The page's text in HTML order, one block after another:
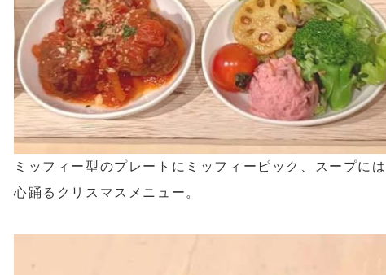
ミッフィー型のプレートにミッフィーピック、スープに
心踊るクリスマスメニュー。